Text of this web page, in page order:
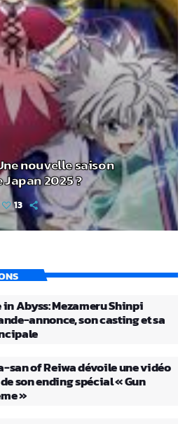
nouvelle saison
2025 ?
13
Abyss: Mezameru Shinpi
annonce, son casting et sa
san of Reiwa dévoile une vidéo
son ending spécial « Gun
»